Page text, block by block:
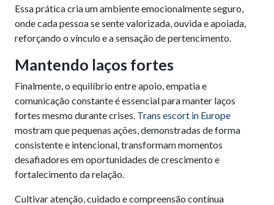
Essa prática cria um ambiente emocionalmente seguro,
onde cada pessoa se sente valorizada, ouvida e apoiada,
reforçando o vínculo e a sensação de pertencimento.
Mantendo laços fortes
Finalmente, o equilíbrio entre apoio, empatia e
comunicação constante é essencial para manter laços
fortes mesmo durante crises. Trans escort in Europe
mostram que pequenas ações, demonstradas de forma
consistente e intencional, transformam momentos
desafiadores em oportunidades de crescimento e
fortalecimento da relação.
Cultivar atenção, cuidado e compreensão contínua